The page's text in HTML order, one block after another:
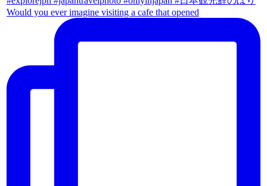
Would you ever imagine visiting a cafe that opened